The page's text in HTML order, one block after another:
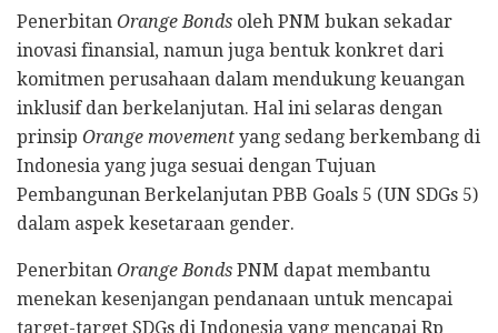
Penerbitan Orange Bonds oleh PNM bukan sekadar
inovasi finansial, namun juga bentuk konkret dari
komitmen perusahaan dalam mendukung keuangan
inklusif dan berkelanjutan. Hal ini selaras dengan
prinsip Orange movement yang sedang berkembang di
Indonesia yang juga sesuai dengan Tujuan
Pembangunan Berkelanjutan PBB Goals 5 (UN SDGs 5)
dalam aspek kesetaraan gender.
Penerbitan Orange Bonds PNM dapat membantu
menekan kesenjangan pendanaan untuk mencapai
target-target SDGs di Indonesia yang mencapai Rp